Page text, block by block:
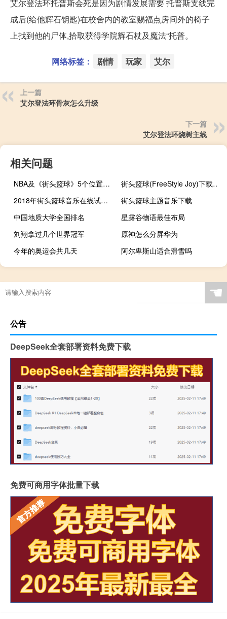
艾尔登法环托普斯会死是因为剧情发展需要 托普斯支线完
成后(给他辉石钥匙)在校舍内的教室赐福点房间外的椅子
上找到他的尸体,拾取获得学院辉石杖及魔法“托普。
网络标签： 剧情 玩家 艾尔
上一篇
艾尔登法环骨灰怎么升级
下一篇
艾尔登法环烧树主线
相关问题
NBA及《街头篮球》5个位置的详细介绍
街头篮球(FreeStyle Joy)下载(电脑、安卓和IOS所有版本)
2018年街头篮球音乐在线试听及下载
街头篮球主题音乐下载
中国地质大学全国排名
星露谷物语最佳布局
刘翔拿过几个世界冠军
原神怎么分屏华为
今年的奥运会共几天
阿尔卑斯山适合滑雪吗
原神流风真君怎么过
90亚运会为什么不能说
东京奥运会中国参加跳高吗
奥运p卡有奖牌吗 ☚
公告
DeepSeek全套部署资料免费下载
免费可商用字体批量下载